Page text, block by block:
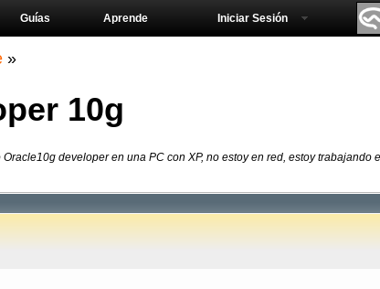
Aprende
Guías Iniciar Sesión
»
10g
developer en una PC con XP, no estoy en red, estoy trabajando